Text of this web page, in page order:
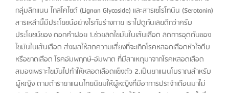
กลุ่มลิกแนน ไกลโคไซด์ (Lignan Glycoside) และสารเซโรโทนิน (Serotonin)
สารเหล่านี้มีประโยชน์อย่างไรกับร่างกาย เราไปดูกันเลยดีกว่าครับ
ประโยชน์ของ ดอกคำฝอย 1.ช่วยลดไขมันในเส้นเลือด ลดการอุดตันของ
ไขมันในเส้นเลือด ส่งผลให้ลดความเสี่ยงที่จะเกิดโรคหลอดเลือดหัวใจตีบ
หรือขาดเลือด โรคอัมพฤกษ์-อัมพาต ที่มีสาเหตุมาจากโรคหลอดเลือด
สมองเพราะไขมันไปทำให้หลอดเลือดแข็งตัว 2.เป็นยาแผนโบราณสำหรับ
ผู้หญิง ตามตำรายาแผนไทยนิยมให้ผู้หญิงที่มีอาการประจำเดือนมาไม่